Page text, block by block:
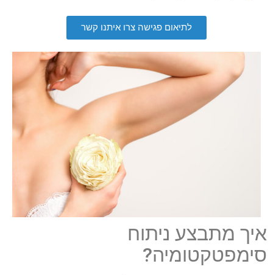
לתיאום פגישה צרו איתנו קשר
איך מתבצע ניתוח
סימפטקטומיה?